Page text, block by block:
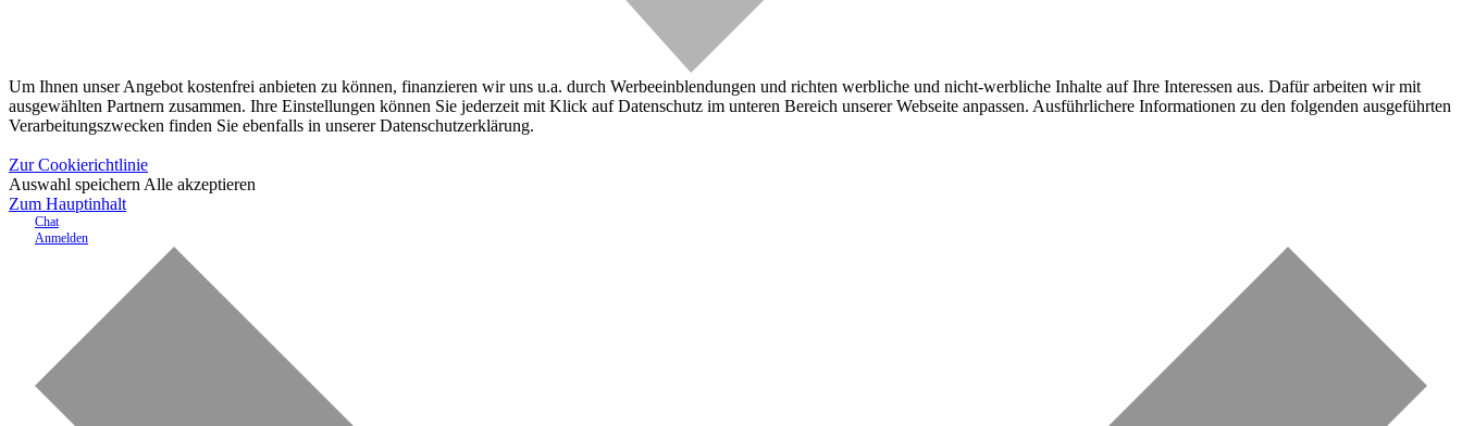
Um Ihnen unser Angebot kostenfrei anbieten zu können, finanzieren wir uns u.a. durch Werbeeinblendungen und richten werbliche und nicht-werbliche Inhalte auf Ihre Interessen aus. Dafür arbeiten wir mit
ausgewählten Partnern zusammen. Ihre Einstellungen können Sie jederzeit mit Klick auf Datenschutz im unteren Bereich unserer Webseite anpassen. Ausführlichere Informationen zu den folgenden ausgeführten
Verarbeitungszwecken finden Sie ebenfalls in unserer Datenschutzerklärung.
Zur Cookierichtlinie
Auswahl speichern Alle akzeptieren
Zum Hauptinhalt
Chat
Anmelden